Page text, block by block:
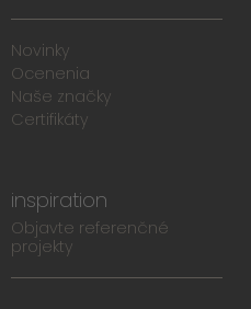
Novinky
Ocenenia
Naše značky
Certifikáty
inspiration
Objavte referenčné
projekty